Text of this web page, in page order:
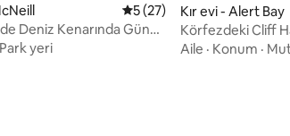
5 üzerinden ortalama 5
5 (27)
Deniz Kenarında Gün
Kır Evi
Park yeri
Kır evi - Alert Bay
Körfezdeki Cliff
Okyanus
Aile · Konum ·